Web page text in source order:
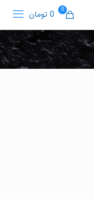
0 0 تومان